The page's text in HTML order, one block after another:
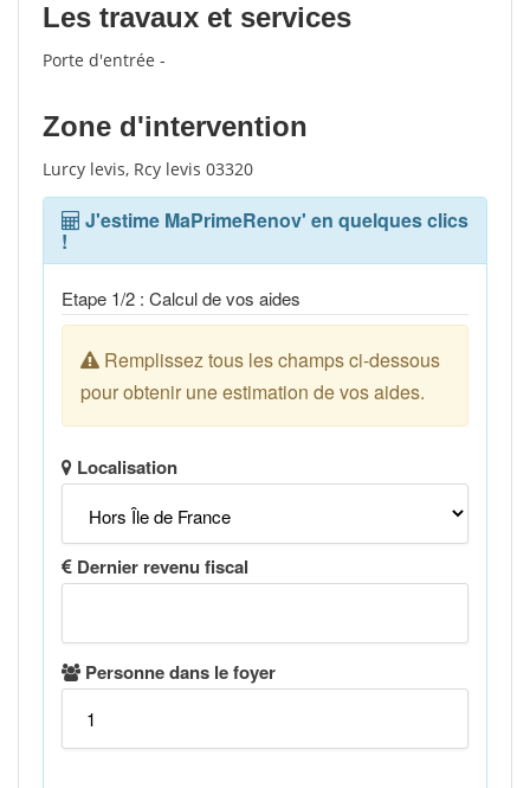
Les travaux et services
Porte d'entrée -
Zone d'intervention
Lurcy levis, Rcy levis 03320